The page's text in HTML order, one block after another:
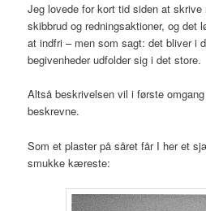
Jeg lovede for kort tid siden at skrive
skibbrud og redningsaktioner, og det
at indfri – men som sagt: det bliver i
begivenheder udfolder sig i det store.
Altså beskrivelsen vil i første
beskrevne.
Som et plaster på såret får I her et
smukke kæreste: